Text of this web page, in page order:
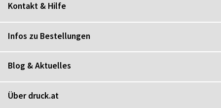
Kontakt & Hilfe
Infos zu Bestellungen
Blog & Aktuelles
Über druck.at